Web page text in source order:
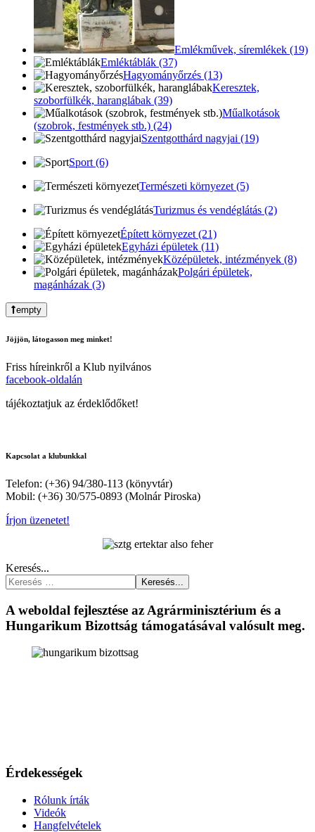
Emlékművek, síremlékek (19)
Emléktáblák (37)
Hagyományőrzés (13)
Keresztek,
szoborfülkék, haranglábak (39)
Műalkotások
(szobrok, festmények stb.) (24)
Szentgotthárd nagyjai (19)
Sport (6)
Természeti környezet (5)
Turizmus és vendéglátás (2)
Épített környezet (21)
Egyházi épületek (11)
Középületek, intézmények (8)
Polgári épületek,
magánházak (3)
empty
Jöjjön, látogasson meg minket!
Friss híreinkről a Klub nyilvános
facebook-oldalán
tájékoztatjuk az érdeklődőket!
Kapcsolat a klubunkkal
Telefon: (+36) 94/380-113 (könyvtár)
Mobil: (+36) 30/575-0893 (Molnár Piroska)
Írjon üzenetet!
Keresés...
Keresés...
A weboldal fejlesztése az Agrárminisztérium és a
Hungarikum Bizottság támogatásával valósult meg.
Érdekességek
Rólunk írták
Videók
Hangfelvételek